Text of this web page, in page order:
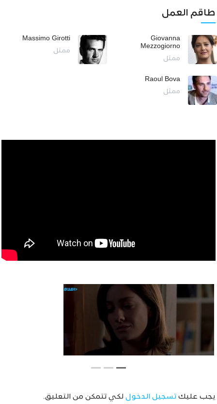
طاقم العمل
Giovanna
Mezzogiorno
ممثل
Massimo Girotti
ممثل
Raoul Bova
ممثل
يجب عليك تسجيل الدخول لكي تتمكن من التعليق.